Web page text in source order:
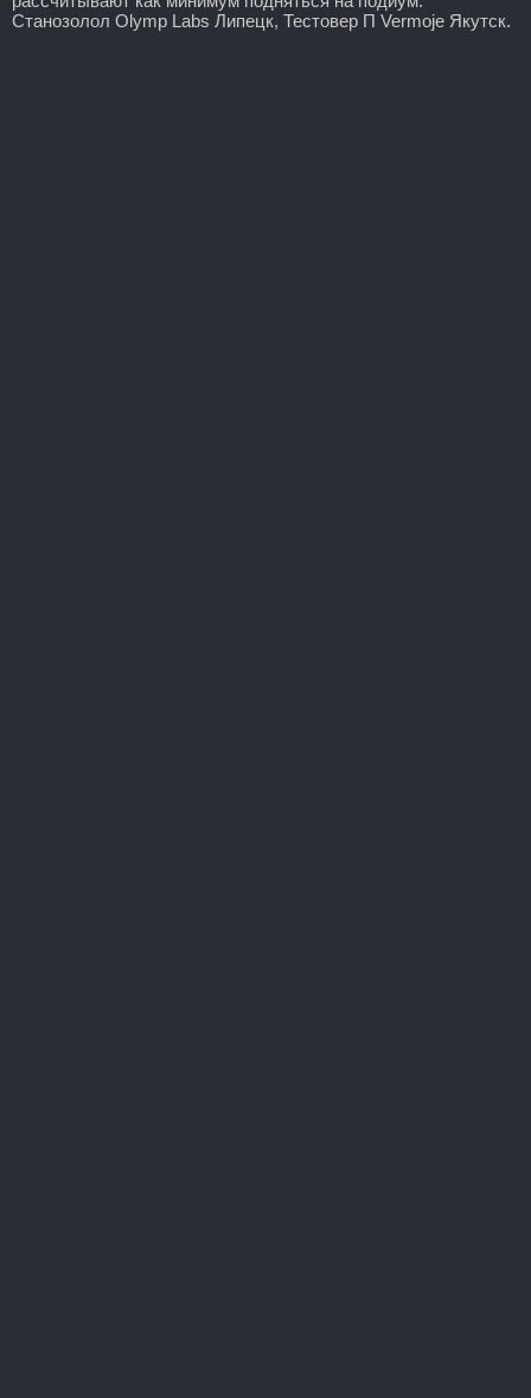
Станозолол Olymp Labs Липецк, Тестовер П Vermoje Якутск.